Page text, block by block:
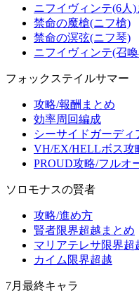
ニフイヴィンテ(6人)
禁命の魔槍(ニフ槍)
禁命の溟弦(ニフ琴)
ニフイヴィンテ(召
フォックステイルサマー
攻略/報酬まとめ
効率周回編成
シーサイドガーディ
VH/EX/HELLボス攻
PROUD攻略/フルオ
ソロモナスの賢者
攻略/進め方
賢者限界超越まとめ
マリアテレサ限界超
カイム限界超越
7月最終キャラ